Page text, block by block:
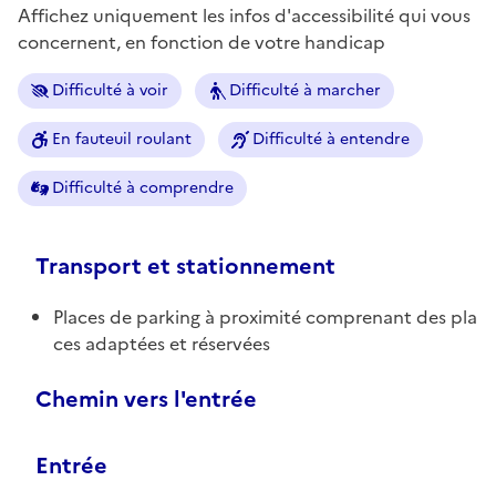
Affichez uniquement les infos d'accessibilité qui vous
concernent, en fonction de votre handicap
Difficulté à voir Difficulté à marcher
En fauteuil roulant Difficulté à entendre
Difficulté à comprendre
Transport et stationnement
Places de parking à proximité comprenant des pla
ces adaptées et réservées
Chemin vers l'entrée
Entrée